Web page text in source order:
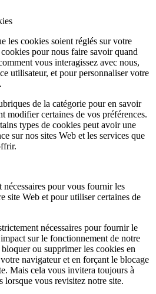
les cookies soient réglés sur votre
pour nous faire savoir quand
vous interagissez avec nous,
utilisateur, et pour personnaliser votre
de la catégorie pour en savoir
modifier certaines de vos préférences.
types de cookies peut avoir une
sur nos sites Web et les services que
nécessaires pour vous fournir les
site Web et pour utiliser certaines de
nécessaires pour fournir le
sur le fonctionnement de notre
ou supprimer les cookies en
navigateur et en forçant le blocage
Mais cela vous invitera toujours à
lorsque vous revisitez notre site.